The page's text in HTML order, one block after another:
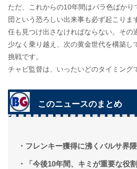
ただ、これからの10年間はバラ色ばかり
団という恐ろしい出来事も必ず起こりま
任も見つけ出さなければならない。その
少なく乗り越え、次の黄金世代を構築し
挑戦です。
チャビ監督は、いったいどのタイミング
このニュースのまとめ
・フレンキー獲得に沸くバルサ界隈
・「今後10年間、キミが重要な役